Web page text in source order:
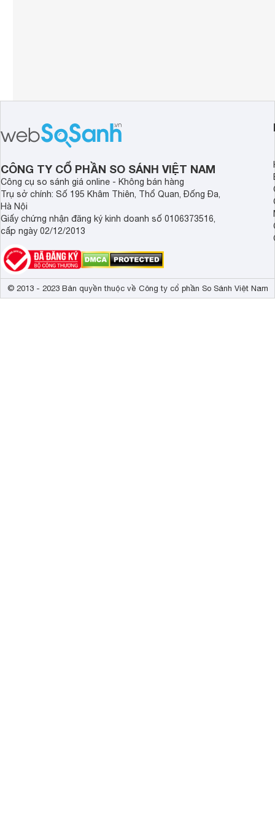
CÔNG TY CỔ PHẦN SO SÁNH VIỆT NAM
Công cụ so sánh giá online - Không bán hàng
Trụ sở chính: Số 195 Khâm Thiên, Thổ Quan, Đống Đa,
Hà Nội
Giấy chứng nhận đăng ký kinh doanh số 0106373516,
cấp ngày 02/12/2013
© 2013 - 2023 Bản quyền thuộc về Công ty cổ phần So Sánh Việt Nam